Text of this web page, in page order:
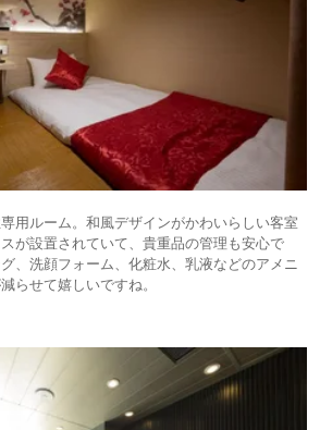
用ルーム。和風デザインがかわいらしい客室
が設置されていて、貴重品の管理も安心で
、洗顔フォーム、化粧水、乳液などのアメニ
らせて嬉しいですね。